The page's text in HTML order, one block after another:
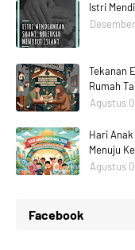
Istri
Tekanan
Rumah
Agustus
Hari
Menuju
Agustus
Facebook